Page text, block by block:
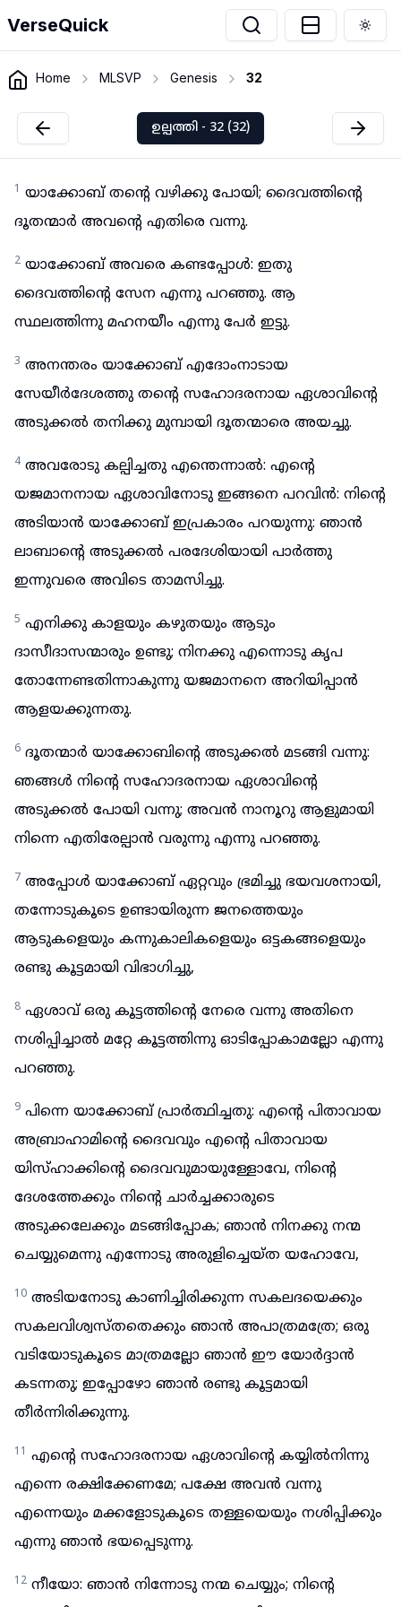
VerseQuick
Home MLSVP Genesis 32
ഉല്പത്തി - 32 (32)
1 യാക്കോബ് തന്റെ വഴിക്കു പോയി; ദൈവത്തിന്റെ
ദൂതന്മാർ അവന്റെ എതിരെ വന്നു.
2 യാക്കോബ് അവരെ കണ്ടപ്പോൾ: ഇതു
ദൈവത്തിന്റെ സേന എന്നു പറഞ്ഞു. ആ
സ്ഥലത്തിന്നു മഹനയീം എന്നു പേർ ഇട്ടു.
3 അനന്തരം യാക്കോബ് എദോംനാടായ
സേയീർദേശത്തു തന്റെ സഹോദരനായ ഏശാവിന്റെ
അടുക്കൽ തനിക്കു മുമ്പായി ദൂതന്മാരെ അയച്ചു.
4 അവരോടു കല്പിച്ചതു എന്തെന്നാൽ: എന്റെ
യജമാനനായ ഏശാവിനോടു ഇങ്ങനെ പറവിൻ: നിന്റെ
അടിയാൻ യാക്കോബ് ഇപ്രകാരം പറയുന്നു: ഞാൻ
ലാബാന്റെ അടുക്കൽ പരദേശിയായി പാർത്തു
ഇന്നുവരെ അവിടെ താമസിച്ചു.
5 എനിക്കു കാളയും കഴുതയും ആടും
ദാസീദാസന്മാരും ഉണ്ടു; നിനക്കു എന്നൊടു കൃപ
തോന്നേണ്ടതിന്നാകുന്നു യജമാനനെ അറിയിപ്പാൻ
ആളയക്കുന്നതു.
6 ദൂതന്മാർ യാക്കോബിന്റെ അടുക്കൽ മടങ്ങി വന്നു:
ഞങ്ങൾ നിന്റെ സഹോദരനായ ഏശാവിന്റെ
അടുക്കൽ പോയി വന്നു; അവൻ നാനൂറു ആളുമായി
നിന്നെ എതിരേല്പാൻ വരുന്നു എന്നു പറഞ്ഞു.
7 അപ്പോൾ യാക്കോബ് ഏറ്റവും ഭ്രമിച്ചു ഭയവശനായി,
തന്നോടുകൂടെ ഉണ്ടായിരുന്ന ജനത്തെയും
ആടുകളെയും കന്നുകാലികളെയും ഒട്ടകങ്ങളെയും
രണ്ടു കൂട്ടമായി വിഭാഗിച്ചു,
8 ഏശാവ് ഒരു കൂട്ടത്തിന്റെ നേരെ വന്നു അതിനെ
നശിപ്പിച്ചാൽ മറ്റേ കൂട്ടത്തിന്നു ഓടിപ്പോകാമല്ലോ എന്നു
പറഞ്ഞു.
9 പിന്നെ യാക്കോബ് പ്രാർത്ഥിച്ചതു: എന്റെ പിതാവായ
അബ്രാഹാമിന്റെ ദൈവവും എന്റെ പിതാവായ
യിസ്ഹാക്കിന്റെ ദൈവവുമായുള്ളോവേ, നിന്റെ
ദേശത്തേക്കും നിന്റെ ചാർച്ചക്കാരുടെ
അടുക്കലേക്കും മടങ്ങിപ്പോക; ഞാൻ നിനക്കു നന്മ
ചെയ്യുമെന്നു എന്നോടു അരുളിച്ചെയ്ത യഹോവേ,
10 അടിയനോടു കാണിച്ചിരിക്കുന്ന സകലദയെക്കും
സകലവിശ്വസ്തതെക്കും ഞാൻ അപാത്രമത്രേ; ഒരു
വടിയോടുകൂടെ മാത്രമല്ലോ ഞാൻ ഈ യോർദ്ദാൻ
കടന്നതു; ഇപ്പോഴോ ഞാൻ രണ്ടു കൂട്ടമായി
തീർന്നിരിക്കുന്നു.
11 എന്റെ സഹോദരനായ ഏശാവിന്റെ കയ്യിൽനിന്നു
എന്നെ രക്ഷിക്കേണമേ; പക്ഷേ അവൻ വന്നു
എന്നെയും മക്കളോടുകൂടെ തള്ളയെയും നശിപ്പിക്കും
എന്നു ഞാൻ ഭയപ്പെടുന്നു.
12 നീയോ: ഞാൻ നിന്നോടു നന്മ ചെയ്യും; നിന്റെ